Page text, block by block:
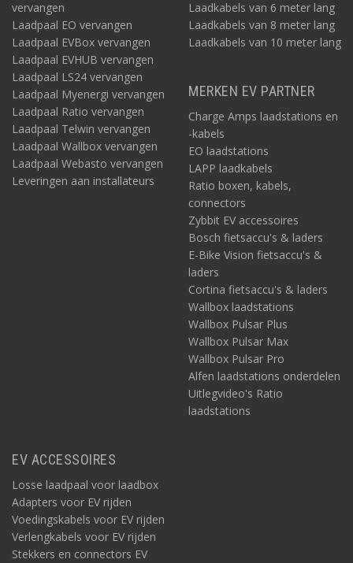
vervangen
Laadpaal EO vervangen
Laadpaal EVBox vervangen
Laadpaal EVHUB vervangen
Laadpaal LS24 vervangen
Laadpaal Myenergi vervangen
Laadpaal Ratio vervangen
Laadpaal Telwin vervangen
Laadpaal Wallbox vervangen
Laadpaal Webasto vervangen
Leveringen aan installateurs
Laadkabels van 6 meter lang
Laadkabels van 8 meter lang
Laadkabels van 10 meter lang
MERKEN EV PARTNER
Charge Amps laadstations en
-kabels
EO laadstations
LAPP laadkabels
Ratio boxen, kabels,
connectors
Zybbit EV accessoires
Bosch fietsaccu's & laders
E-Bike Vision fietsaccu's &
laders
Cortina fietsaccu's & laders
Wallbox laadstations
Wallbox Pulsar Plus
Wallbox Pulsar Max
Wallbox Pulsar Pro
Alfen laadstations onderdelen
Uitlegvideo's Ratio
laadstations
EV ACCESSOIRES
Losse laadpaal voor laadbox
Adapters voor EV rijden
Voedingskabels voor EV rijden
Verlengkabels voor EV rijden
Stekkers en connectors EV